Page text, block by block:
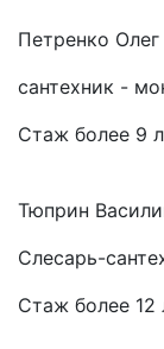
Петренко
сантехник -
Стаж более 9
Тюприн
Слесарь-
Стаж более 12